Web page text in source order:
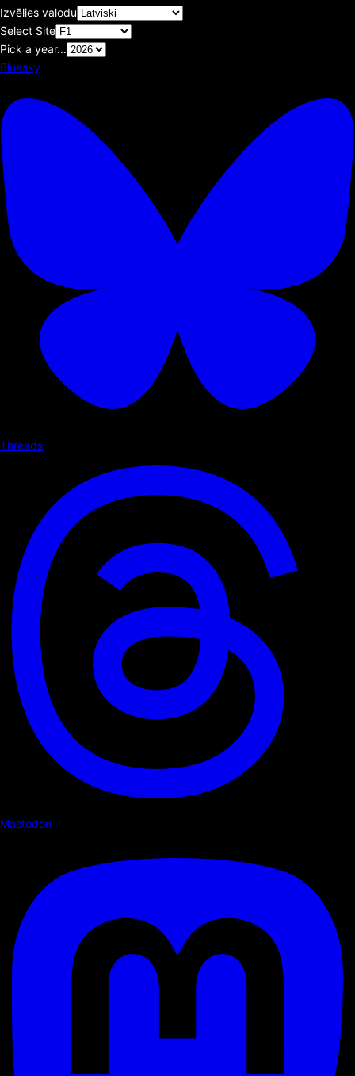
Izvēlies valodu
Select Site
Pick a year...
Bluesky
Threads
Mastodon